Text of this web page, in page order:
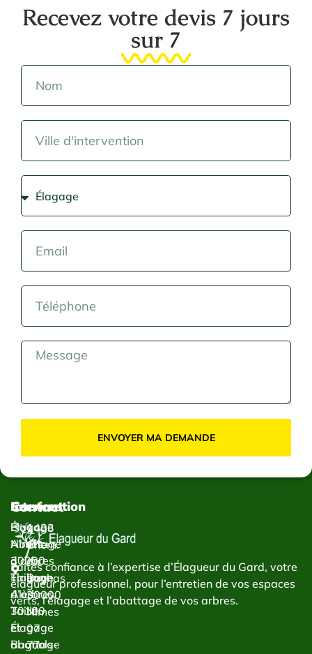
Recevez votre devis 7 jours
sur 7
ENVOYER MA DEMANDE
Faites confiance à l’expertise d’Élagueur du Gard, votre
élagueur professionnel, pour l’entretien de vos espaces
verts, l’élagage et l’abattage de vos arbres.
Services
Élagage
Abattage
d’arbres
Taillage
d’arbres
Taille
et
abattage
Intervention
Élagage
Nîmes
30000
Élagage
Alès
30100
Élagage
Bagnols-
Contact
1433
Chem.
du
Bachas
30000
Nîmes
07
77